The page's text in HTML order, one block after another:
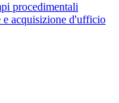
procedimentali
acquisizione d'ufficio